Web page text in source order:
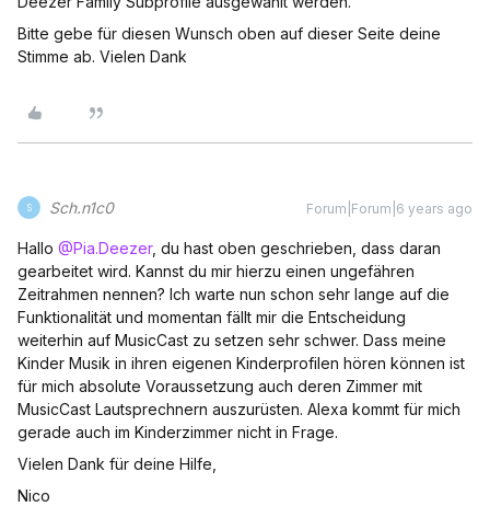
Bitte gebe für diesen Wunsch oben auf dieser Seite deine
Stimme ab. Vielen Dank
S Sch.n1c0 Forum|Forum|6 years ago
Hallo @Pia.Deezer, du hast oben geschrieben, dass daran
gearbeitet wird. Kannst du mir hierzu einen ungefähren
Zeitrahmen nennen? Ich warte nun schon sehr lange auf die
Funktionalität und momentan fällt mir die Entscheidung
weiterhin auf MusicCast zu setzen sehr schwer. Dass meine
Kinder Musik in ihren eigenen Kinderprofilen hören können ist
für mich absolute Voraussetzung auch deren Zimmer mit
MusicCast Lautsprechnern auszurüsten. Alexa kommt für mich
gerade auch im Kinderzimmer nicht in Frage.
Vielen Dank für deine Hilfe,
Nico